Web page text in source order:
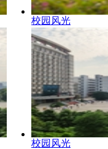
校园风光
校园风光